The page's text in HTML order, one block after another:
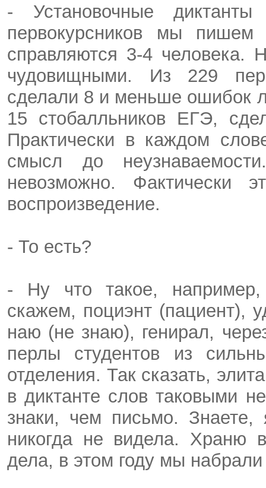
- Установочные
первокурсников мы
справляются 3-4 человека.
чудовищными. Из 229
сделали 8 и меньше ошибок
15 стобалльников ЕГЭ,
Практически в каждом
смысл до
невозможно.
воспроизведение.
- То есть?
- Ну что такое,
скажем, поциэнт (пациент),
наю (не знаю), генирал,
перлы студентов из
отделения. Так сказать,
в диктанте слов таковыми
знаки, чем письмо.
никогда не видела. Храню
дела, в этом году мы